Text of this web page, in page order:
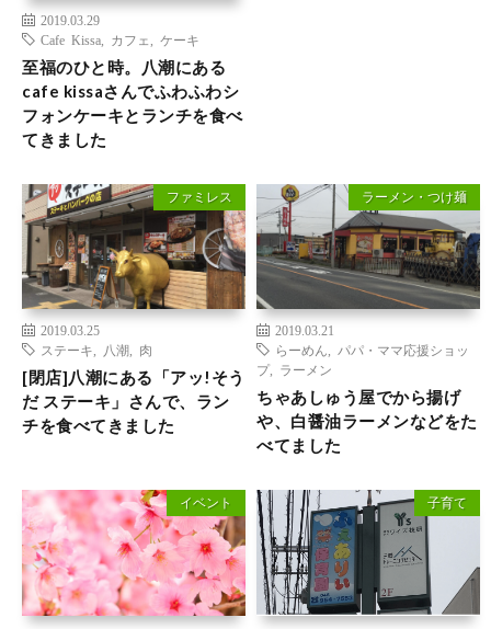
2019.03.29
Cafe Kissa
カフェ ケーキ
至福のひと時。八潮にある
cafe kissaさんでふわふわシ
フォンケーキとランチを食べ
てきました
ファミレス
2019.03.25
ステーキ
八潮 肉
[閉店]八潮にある「アッ!そう
だ ステーキ」さんで、ラン
チを食べてきました
ラーメン・つけ麺
2019.03.21
らーめん
パパ・ママ応援ショッ
プ, ラーメン
ちゃあしゅう屋でから揚げ
や、白醤油ラーメンなどをた
べてました
イベント 子育て